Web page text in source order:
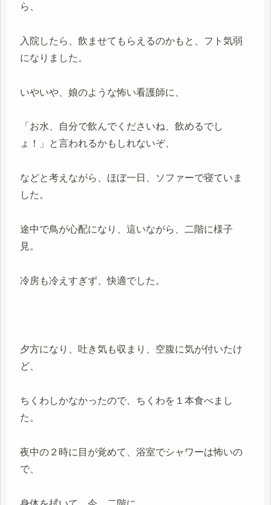
ら、
入院したら、飲ませてもらえるのかもと、フト気弱
になりました。
いやいや、娘のような怖い看護師に、
「お水、自分で飲んでくださいね、飲めるでし
ょ！」と言われるかもしれないぞ、
などと考えながら、ほぼ一日、ソファーで寝ていま
した。
途中で鳥が心配になり、這いながら、二階に様子
見。
冷房も冷えすぎず、快適でした。
夕方になり、吐き気も収まり、空腹に気が付いたけ
ど、
ちくわしかなかったので、ちくわを１本食べまし
た。
夜中の２時に目が覚めて、浴室でシャワーは怖いの
で、